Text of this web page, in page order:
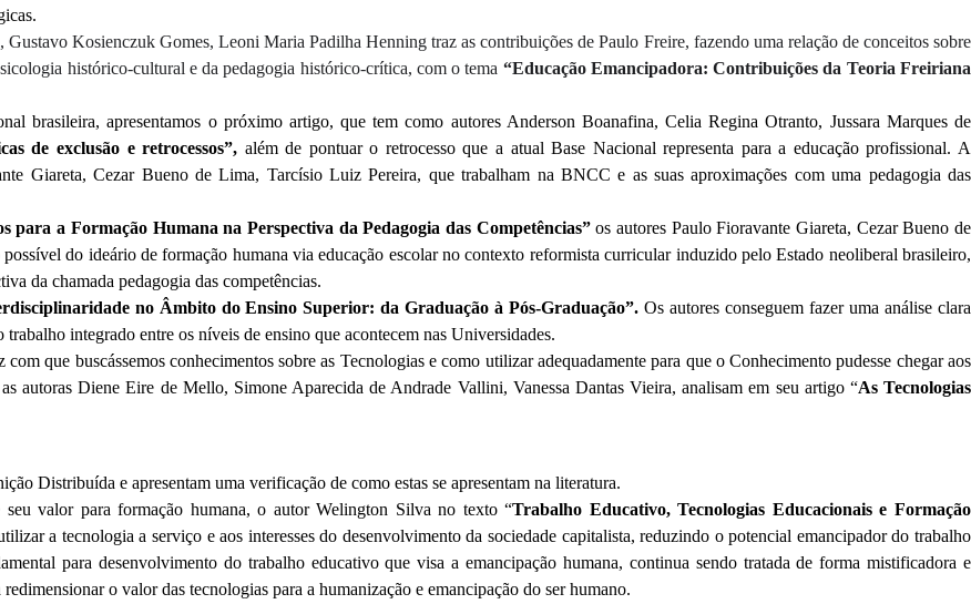
Kosienczuk Gomes, Leoni Maria Padilha Henning traz as contribuições de Paulo Freire, fazendo uma relação de conceitos sobre
histórico-cultural e da pedagogia histórico-crítica, com o tema “Educação Emancipadora: Contribuições da Teoria Freiriana
brasileira, apresentamos o próximo artigo, que tem como autores Anderson Boanafina, Celia Regina Otranto, Jussara Marques de
de exclusão e retrocessos”, além de pontuar o retrocesso que a atual Base Nacional representa para a educação profissional. A
Giareta, Cezar Bueno de Lima, Tarcísio Luiz Pereira, que trabalham na BNCC e as suas aproximações com uma pedagogia das
a Formação Humana na Perspectiva da Pedagogia das Competências”os autores Paulo Fioravante Giareta, Cezar Bueno de
do ideário de formação humana via educação escolar no contexto reformista curricular induzido pelo Estado neoliberal brasileiro,
da chamada pedagogia das competências.
no Âmbito do Ensino Superior: da Graduação à Pós-Graduação”.Os autores conseguem fazer uma análise clara
integrado entre os níveis de ensino que acontecem nas Universidades.
que buscássemos conhecimentos sobre as Tecnologias e como utilizar adequadamente para que o Conhecimento pudesse chegar aos
autoras Diene Eire de Mello, Simone Aparecida de Andrade Vallini, Vanessa Dantas Vieira, analisam em seu artigo “As Tecnologias
Distribuída e apresentam uma verificação de como estas se apresentam na literatura.
valor para formação humana, o autor Welington Silva no texto “Trabalho Educativo, Tecnologias Educacionais e Formação
a tecnologia a serviço e aos interesses do desenvolvimento da sociedade capitalista, reduzindo o potencial emancipador do trabalho
para desenvolvimento do trabalho educativo que visa a emancipação humana, continua sendo tratada de forma mistificadora e
o valor das tecnologias para a humanização e emancipação do ser humano.